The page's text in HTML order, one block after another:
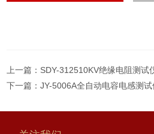
上一篇： SDY-312510KV绝缘电阻测试
下一篇：JY-5006A全自动电容电感测试